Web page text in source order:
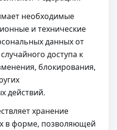
необходимые
и технические
данных от
доступа к
блокирования,
действий.
хранение
в форме, позволяющей